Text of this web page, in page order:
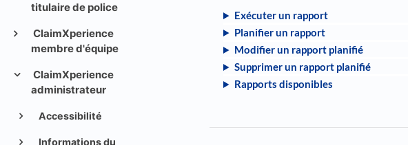
titulaire de police
ClaimXperience
membre d'équipe
ClaimXperience
administrateur
Accessibilité
Informations du
Exécuter un rapport
Planifier un rapport
Modifier un rapport planifié
Supprimer un rapport planifié
Rapports disponibles